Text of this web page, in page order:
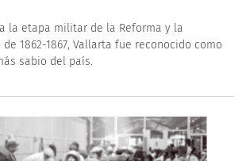
la etapa militar de la Reforma y la
1862-1867, Vallarta fue reconocido como
sabio del país.